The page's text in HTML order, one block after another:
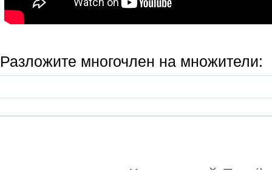
Разложите многочлен на множители: